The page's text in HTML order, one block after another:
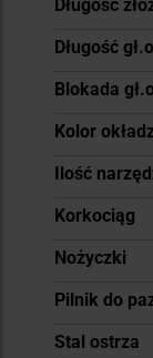
Długość
Długość
Blokada
Kolor
Ilość
Korkociąg
Nożyczki
Pilnik do
Stal ostrza